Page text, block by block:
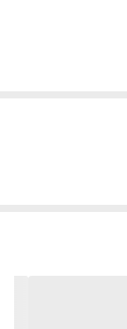
پایه فلزی